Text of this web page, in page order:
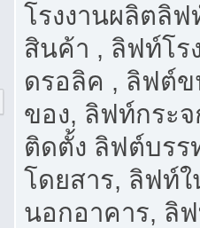
โรงงานผลิตลิ
สินค้า , ลิฟท์โร
ดรอลิค , ลิฟต์
ของ, ลิฟท์กระ
ติดตั้ง ลิฟต์บร
โดยสาร, ลิฟท์
นอกอาคาร, ลิ